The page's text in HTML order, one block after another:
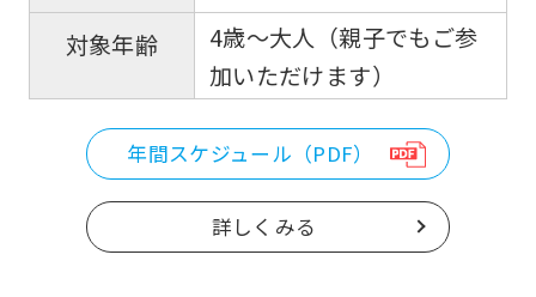
対象年齢
4歳～大人（親子でもご参
加いただけます）
年間スケジュール（PDF）
詳しくみる